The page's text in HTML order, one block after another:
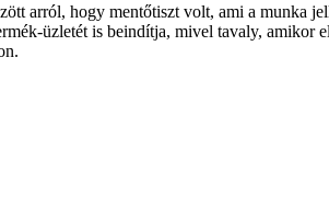
arról, hogy mentőtiszt volt, ami a munka
üzletét is beindítja, mivel tavaly, amikor